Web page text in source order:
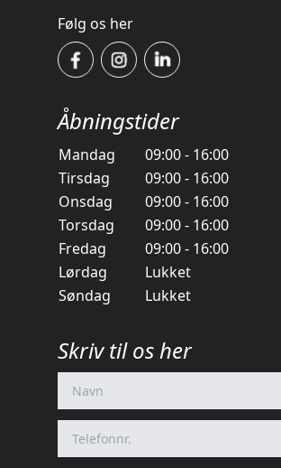
Følg os her
Åbningstider
Mandag
09:00 - 16:00
Tirsdag
09:00 - 16:00
Onsdag
09:00 - 16:00
Torsdag
09:00 - 16:00
Fredag
09:00 - 16:00
Lørdag
Lukket
Søndag
Lukket
Skriv til os her